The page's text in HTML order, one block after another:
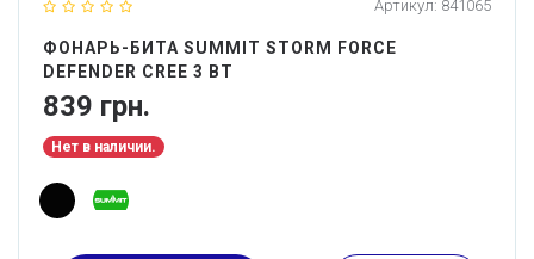
Артикул: 841065
ФОНАРЬ-БИТА SUMMIT STORM FORCE
DEFENDER CREE 3 ВТ
839 грн.
Нет в наличии.